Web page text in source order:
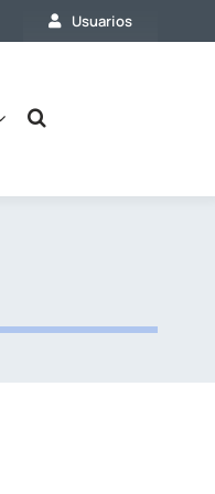
Usuarios